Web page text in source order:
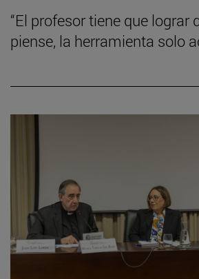
“El profesor tiene que lograr
piense, la herramienta solo